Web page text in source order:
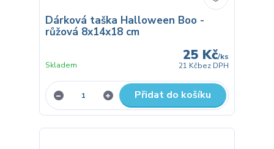
Dárková taška Halloween Boo -
růžová 8x14x18 cm
25 Kč/ks
21 Kčbez DPH
Skladem
Přidat do košíku